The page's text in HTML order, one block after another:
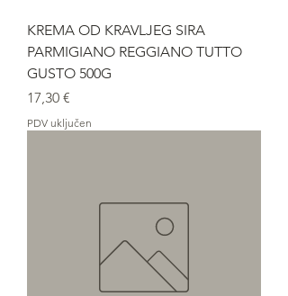
KREMA OD KRAVLJEG SIRA
PARMIGIANO REGGIANO TUTTO
GUSTO 500G
Cijena
17,30 €
PDV uključen